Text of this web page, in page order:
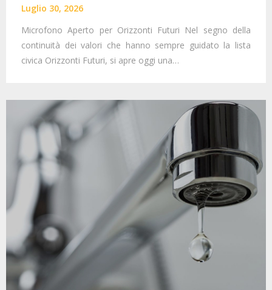
Luglio 30, 2026
Microfono Aperto per Orizzonti Futuri Nel segno della
continuità dei valori che hanno sempre guidato la lista
civica Orizzonti Futuri, si apre oggi una…